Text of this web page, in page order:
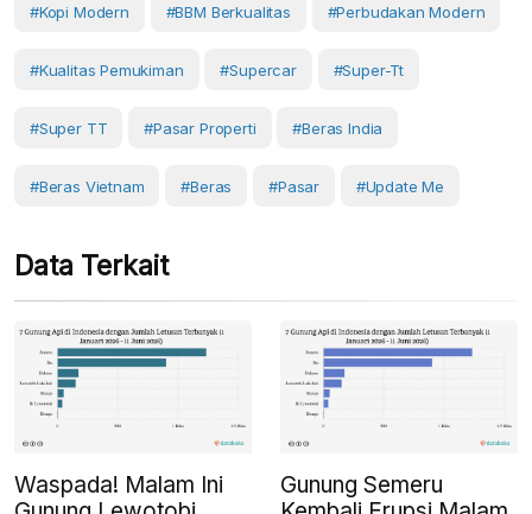
#kopi Modern #BBM Berkualitas #perbudakan Modern
#kualitas Pemukiman #supercar #super-Tt
#Super TT #Pasar Properti #beras India
#beras Vietnam #Beras #Pasar #Update Me
Data Terkait
Waspada! Malam Ini
Gunung Semeru